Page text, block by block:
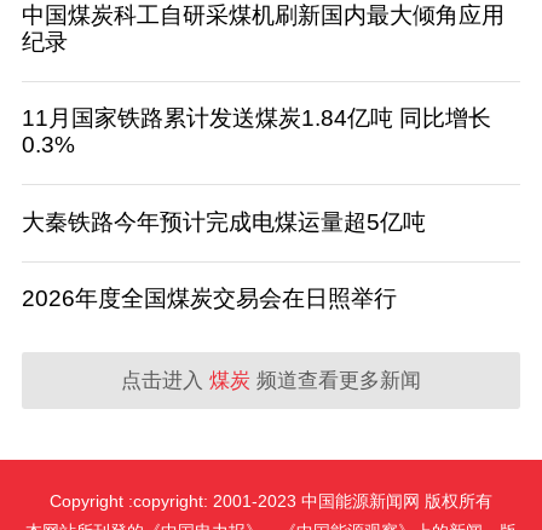
中国煤炭科工自研采煤机刷新国内最大倾角应用
纪录
11月国家铁路累计发送煤炭1.84亿吨 同比增长
0.3%
大秦铁路今年预计完成电煤运量超5亿吨
2026年度全国煤炭交易会在日照举行
点击进入 煤炭 频道查看更多新闻
Copyright :copyright: 2001-2023 中国能源新闻网 版权所有